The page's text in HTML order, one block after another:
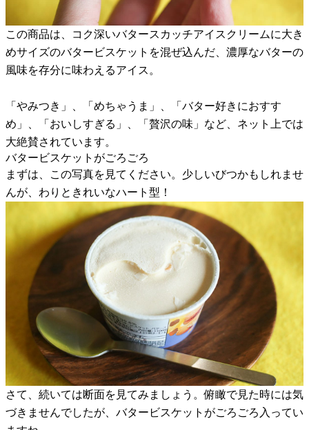
この商品は、コク深いバタースカッチアイスクリームに大き
めサイズのバタービスケットを混ぜ込んだ、濃厚なバターの
風味を存分に味わえるアイス。
「やみつき」、「めちゃうま」、「バター好きにおすす
め」、「おいしすぎる」、「贅沢の味」など、ネット上では
大絶賛されています。
バタービスケットがごろごろ
まずは、この写真を見てください。少しいびつかもしれませ
んが、わりときれいなハート型！
さて、続いては断面を見てみましょう。俯瞰で見た時には気
づきませんでしたが、バタービスケットがごろごろ入ってい